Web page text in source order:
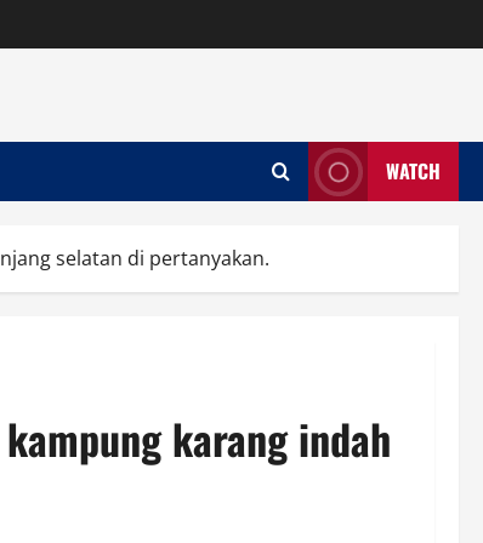
WATCH
selatan di pertanyakan.
karang indah